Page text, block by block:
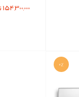
154,300,000 تومان
0%